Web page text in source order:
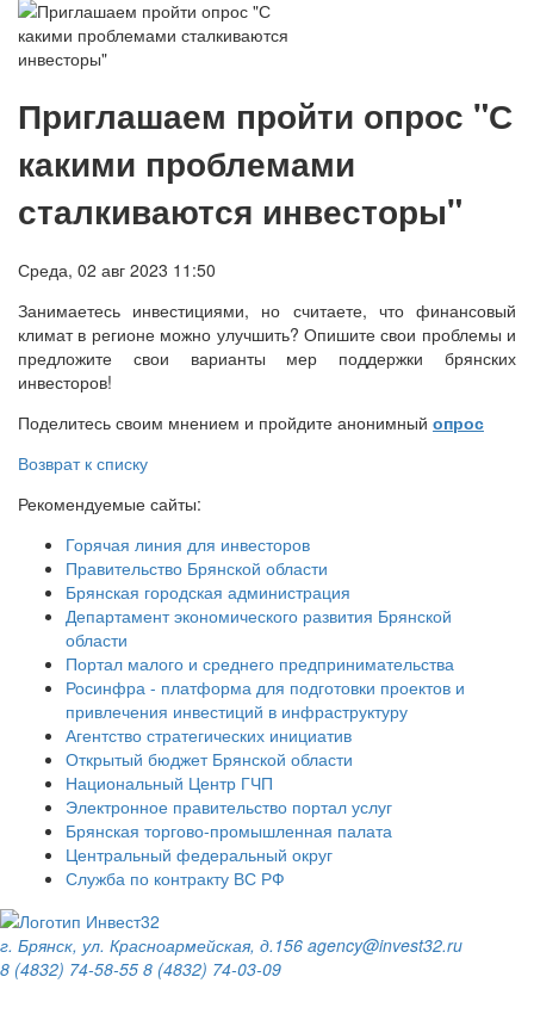
Приглашаем пройти опрос "С
какими проблемами
сталкиваются инвесторы"
Среда, 02 авг 2023 11:50
Занимаетесь инвестициями, но считаете, что финансовый
климат в регионе можно улучшить? Опишите свои проблемы и
предложите свои варианты мер поддержки брянских
инвесторов!
Поделитесь своим мнением и пройдите анонимный опрос
Возврат к списку
Рекомендуемые сайты:
Горячая линия для инвесторов
Правительство Брянской области
Брянская городская администрация
Департамент экономического развития Брянской
области
Портал малого и среднего предпринимательства
Росинфра - платформа для подготовки проектов и
привлечения инвестиций в инфраструктуру
Агентство стратегических инициатив
Открытый бюджет Брянской области
Национальный Центр ГЧП
Электронное правительство портал услуг
Брянская торгово-промышленная палата
Центральный федеральный округ
Служба по контракту ВС РФ
г. Брянск, ул. Красноармейская, д.156 agency@invest32.ru
8 (4832) 74-58-55 8 (4832) 74-03-09